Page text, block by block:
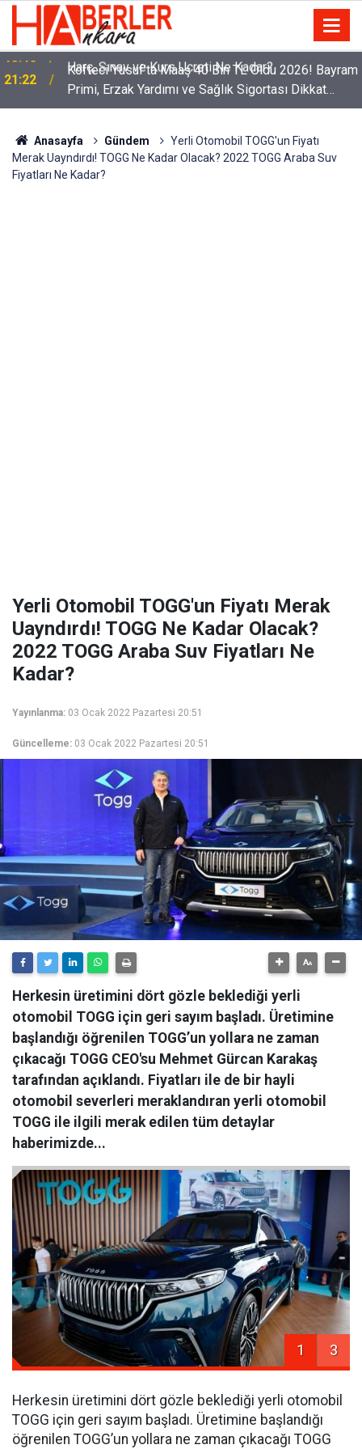
21:22
Köfteci Yusuf'ta Maaş 40 Bin TL Oldu 2026! Bayram
Primi, Erzak Yardımı ve Sağlık Sigortası Dikkat
Çekti
Anasayfa Gündem
Yerli Otomobil TOGG'un Fiyatı
Merak Uayndırdı! TOGG Ne Kadar Olacak? 2022 TOGG Araba Suv
Fiyatları Ne Kadar?
Yerli Otomobil TOGG'un Fiyatı Merak
Uayndırdı! TOGG Ne Kadar Olacak?
2022 TOGG Araba Suv Fiyatları Ne
Kadar?
Yayınlanma: 03 Ocak 2022 Pazartesi 20:51
Güncelleme: 03 Ocak 2022 Pazartesi 20:51
Herkesin üretimini dört gözle beklediği yerli
otomobil TOGG için geri sayım başladı. Üretimine
başlandığı öğrenilen TOGG’un yollara ne zaman
çıkacağı TOGG CEO'su Mehmet Gürcan Karakaş
tarafından açıklandı. Fiyatları ile de bir hayli
otomobil severleri meraklandıran yerli otomobil
TOGG ile ilgili merak edilen tüm detaylar
haberimizde...
1 3
Herkesin üretimini dört gözle beklediği yerli otomobil
TOGG için geri sayım başladı. Üretimine başlandığı
öğrenilen TOGG’un yollara ne zaman çıkacağı TOGG